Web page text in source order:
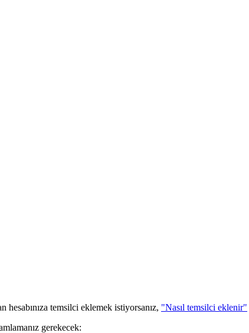
hesabınıza temsilci eklemek istiyorsanız, "Nasıl temsilci eklenir"
gerekecek: